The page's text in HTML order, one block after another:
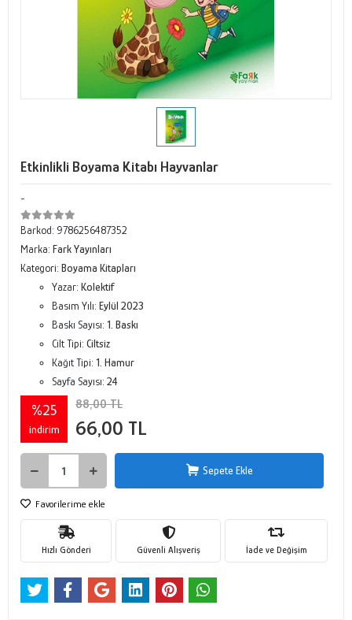
Etkinlikli Boyama Kitabı Hayvanlar
-
Barkod: 9786256487352
Marka: Fark Yayınları
Kategori: Boyama Kitapları
Yazar: Kolektif
Basım Yılı: Eylül 2023
Baskı Sayısı: 1. Baskı
Cilt Tipi: Ciltsiz
Kağıt Tipi: 1. Hamur
Sayfa Sayısı: 24
%25
indirim
88,00 TL
66,00 TL
Sepete Ekle
Favorilerime ekle
Hızlı Gönderi Güvenli Alışveriş İade ve Değişim